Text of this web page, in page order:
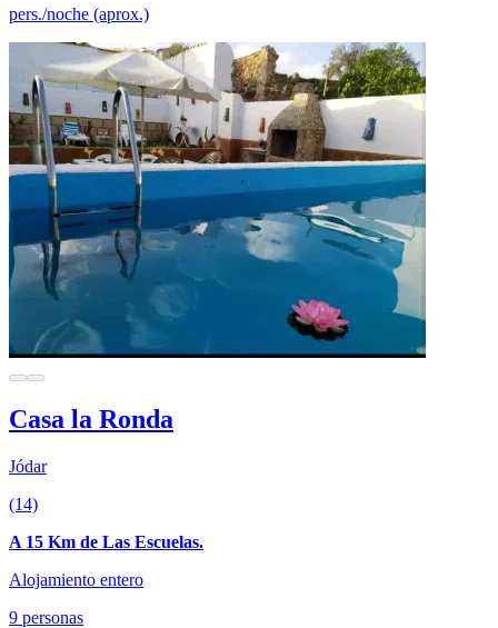
pers./noche (aprox.)
Casa la Ronda
Jódar
(14)
A 15 Km de Las Escuelas.
Alojamiento entero
9 personas